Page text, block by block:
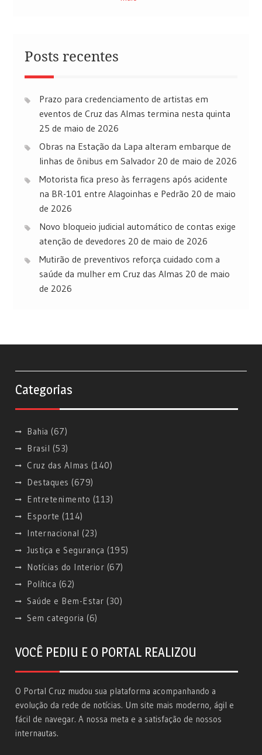
Posts recentes
Prazo para credenciamento de artistas em
eventos de Cruz das Almas termina nesta quinta
25 de maio de 2026
Obras na Estação da Lapa alteram embarque de
linhas de ônibus em Salvador 20 de maio de 2026
Motorista fica preso às ferragens após acidente
na BR-101 entre Alagoinhas e Pedrão 20 de maio
de 2026
Novo bloqueio judicial automático de contas exige
atenção de devedores 20 de maio de 2026
Mutirão de preventivos reforça cuidado com a
saúde da mulher em Cruz das Almas 20 de maio
de 2026
Categorias
Bahia (67)
Brasil (53)
Cruz das Almas (140)
Destaques (679)
Entretenimento (113)
Esporte (114)
Internacional (23)
Justiça e Segurança (195)
Notícias do Interior (67)
Política (62)
Saúde e Bem-Estar (30)
Sem categoria (6)
VOCÊ PEDIU E O PORTAL REALIZOU
O Portal Cruz mudou sua plataforma acompanhando a
evolução da rede de notícias. Um site mais moderno, ágil e
fácil de navegar. A nossa meta e a satisfação de nossos
internautas.